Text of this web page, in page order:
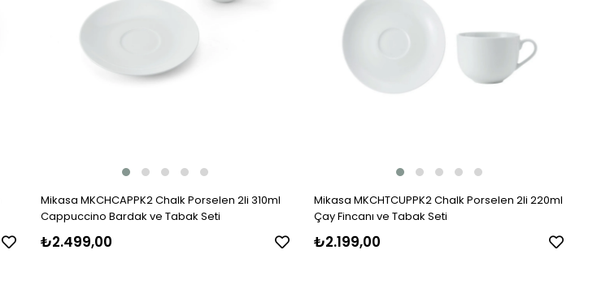
Mikasa MKCHCAPPK2 Chalk Porselen 2li 310ml
Cappuccino Bardak ve Tabak Seti
₺2.499,00
Mikasa MKCHTCUPPK2 Chalk Porselen 2li 220ml
Çay Fincanı ve Tabak Seti
₺2.199,00